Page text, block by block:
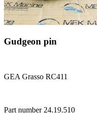
Gudgeon pin
GEA Grasso RC411
Part number24.19.510